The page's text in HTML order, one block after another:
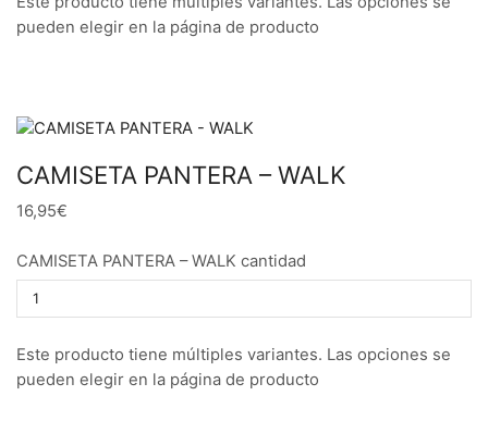
pueden elegir en la página de producto
CAMISETA PANTERA – WALK
16,95€
CAMISETA PANTERA – WALK cantidad
Este producto tiene múltiples variantes. Las opciones se
pueden elegir en la página de producto